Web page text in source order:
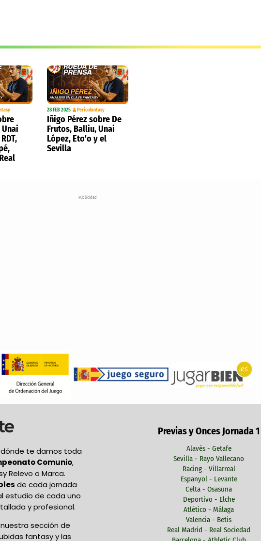
28 FEB 2025 PericoFantasy
Iñigo Pérez sobre De
Frutos, Balliu, Unai
López, Eto'o y el
Sevilla
Publicidad
dónde te damos toda
Comunio,
Relevo o Marca.
de cada jornada
estudio de cada uno
y profesional.
sección de
fantasy y las
Previas y Onces Jornada 1
Alavés - Getafe
Sevilla - Rayo Vallecano
Racing - Villarreal
Espanyol - Levante
Celta - Osasuna
Deportivo - Elche
Atlético - Málaga
Valencia - Betis
Real Madrid - Real Sociedad